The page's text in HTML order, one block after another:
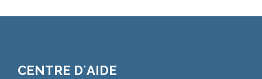
CENTRE D´AIDE